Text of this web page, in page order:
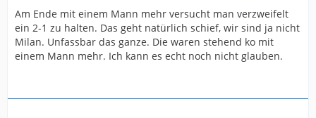
Am Ende mit einem Mann mehr versucht man verzweifelt
ein 2-1 zu halten. Das geht natürlich schief, wir sind ja nicht
Milan. Unfassbar das ganze. Die waren stehend ko mit
einem Mann mehr. Ich kann es echt noch nicht glauben.